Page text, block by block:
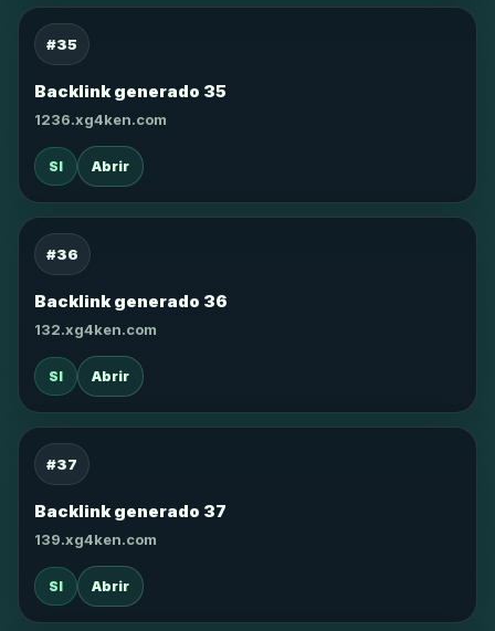
#35
Backlink generado 35
1236.xg4ken.com
SI Abrir
#36
Backlink generado 36
132.xg4ken.com
SI Abrir
#37
Backlink generado 37
139.xg4ken.com
SI Abrir